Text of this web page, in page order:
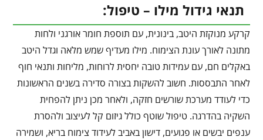
תנאי גידול מילו – טיפול:
קרקע מנוקזת היטב, בינונית, עם תוספת חומר אורגני ולחות
מתונה לאורך עונת הצימוח. מילו מעדיף שמש מלאה וגדל היטב
באקלים חם, עם עמידות טובה יחסית לרוחות, מליחות ותנאי חוף
לאחר התבססות. חשוב להשקות בצורה סדירה בשנים הראשונות
כדי לעודד מערכת שורשים חזקה, ולאחר מכן ניתן להפחית
השקיה בהדרגה. טיפול שוטף כולל גיזום קל לעיצוב ולהסרת
ענפים יבשים או פגועים, דישון באביב לעידוד צימוח בריא, ושמירה